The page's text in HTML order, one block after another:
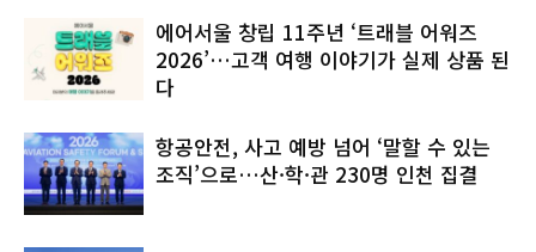
에어서울 창립 11주년 ‘트래블 어워즈
2026’…고객 여행 이야기가 실제 상품 된
다
항공안전, 사고 예방 넘어 ‘말할 수 있는
조직’으로…산·학·관 230명 인천 집결